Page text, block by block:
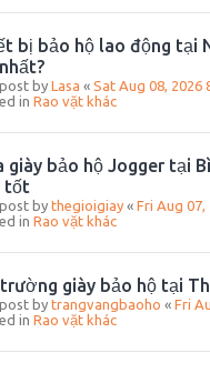
bị bảo hộ lao động tại
by Lasa « Sat Aug 08, 2026
in Rao vặt khác
giày bảo hộ Jogger tại
tốt
by thegioigiay « Fri Aug 07,
in Rao vặt khác
giày bảo hộ tại
by trangvangbaoho « Fri
in Rao vặt khác